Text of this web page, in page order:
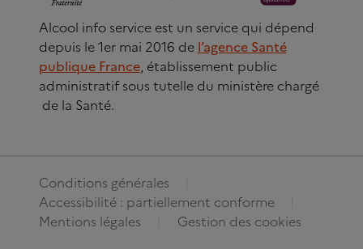
Alcool info service est un service qui dépend
depuis le 1er mai 2016 de l’agence Santé
publique France, établissement public
administratif sous tutelle du ministère chargé
de la Santé.
Conditions générales
Accessibilité : partiellement conforme
Mentions légales
Gestion des cookies